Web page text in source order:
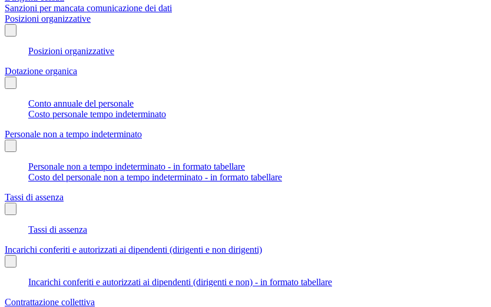
Sanzioni per mancata comunicazione dei dati
Posizioni organizzative
Posizioni organizzative
Dotazione organica
Conto annuale del personale
Costo personale tempo indeterminato
Personale non a tempo indeterminato
Personale non a tempo indeterminato - in formato tabellare
Costo del personale non a tempo indeterminato - in formato tabellare
Tassi di assenza
Tassi di assenza
Incarichi conferiti e autorizzati ai dipendenti (dirigenti e non dirigenti)
Incarichi conferiti e autorizzati ai dipendenti (dirigenti e non) - in formato tabellare
Contrattazione collettiva